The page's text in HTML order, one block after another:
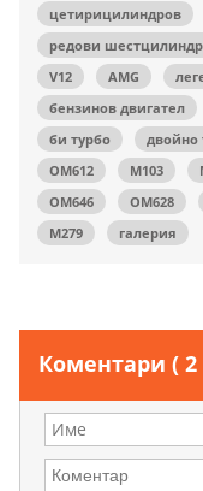
цетирицилиндров
редови
V12
AMG
бензинов двигател
би турбо
двойно
OM612
M103
OM646
OM628
M279
галерия
Коментари ( 2